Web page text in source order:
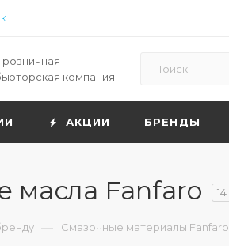
компания
АКЦИИ БРЕНДЫ
масла Fanfaro 14
— Смазочные материалы Fanfaro